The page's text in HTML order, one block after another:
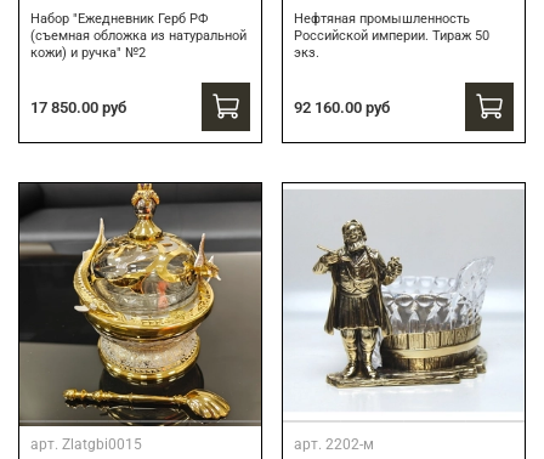
Набор "Ежедневник Герб РФ
(съемная обложка из натуральной
кожи) и ручка" №2
17 850.00 руб
Нефтяная промышленность
Российской империи. Тираж 50
экз.
92 160.00 руб
арт. Zlatgbi0015 арт. 2202-м